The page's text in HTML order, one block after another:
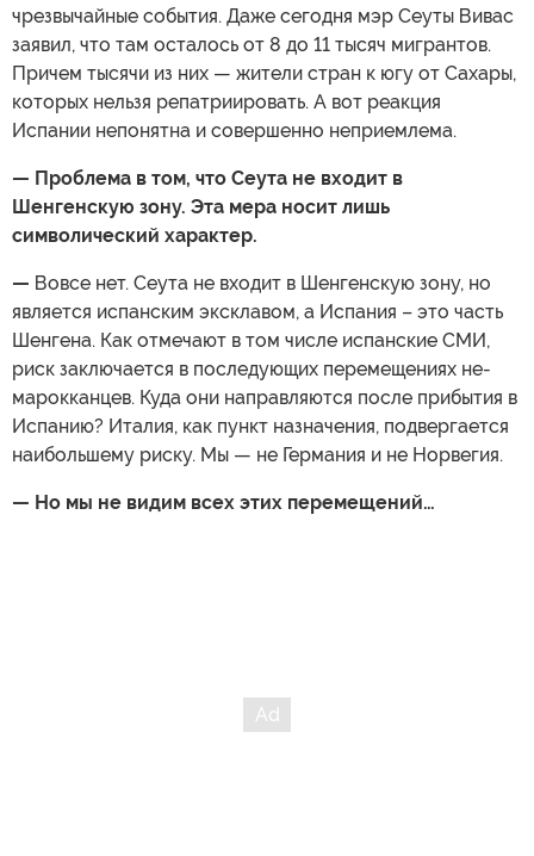
чрезвычайные события. Даже сегодня мэр Сеуты Вивас
заявил, что там осталось от 8 до 11 тысяч мигрантов.
Причем тысячи из них — жители стран к югу от Сахары,
которых нельзя репатриировать. А вот реакция
Испании непонятна и совершенно неприемлема.
— Проблема в том, что Сеута не входит в
Шенгенскую зону. Эта мера носит лишь
символический характер.
— Вовсе нет. Сеута не входит в Шенгенскую зону, но
является испанским эксклавом, а Испания – это часть
Шенгена. Как отмечают в том числе испанские СМИ,
риск заключается в последующих перемещениях не-
марокканцев. Куда они направляются после прибытия в
Испанию? Италия, как пункт назначения, подвергается
наибольшему риску. Мы — не Германия и не Норвегия.
— Но мы не видим всех этих перемещений…